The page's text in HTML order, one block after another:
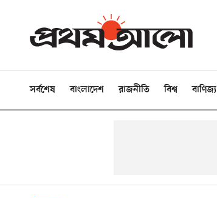
সর্বশেষ বাংলাদেশ রাজনীতি বিশ্ব বাণিজ্য